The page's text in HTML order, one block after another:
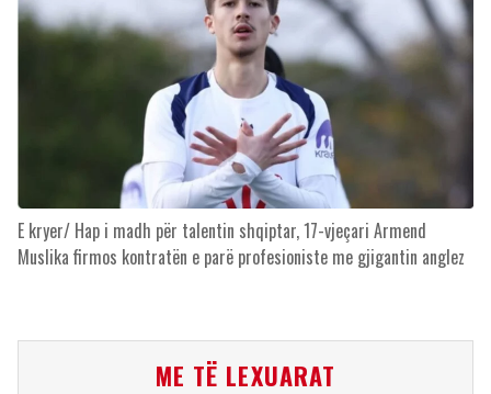
E kryer/ Hap i madh për talentin shqiptar, 17-vjeçari Armend
Muslika firmos kontratën e parë profesioniste me gjigantin anglez
ME TË LEXUARAT